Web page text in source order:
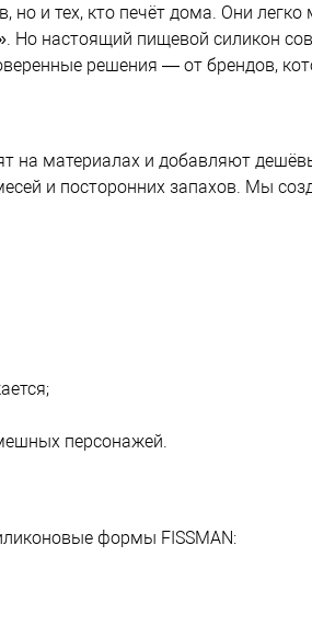
и тех, кто печёт дома. Они
Но настоящий пищевой силикон
решения — от брендов,
материалах и добавляют
и посторонних запахов. Мы
персонажей.
формы FISSMAN: